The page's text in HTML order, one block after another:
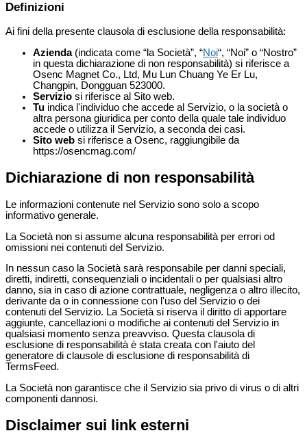
Definizioni
Ai fini della presente clausola di esclusione della responsabilità:
Azienda(indicata come “la Società”, “Noi“, “Noi” o “Nostro”
in questa dichiarazione di non responsabilità) si riferisce a
Osenc Magnet Co., Ltd, Mu Lun Chuang Ye Er Lu,
Changpin, Dongguan 523000.
Servizio si riferisce al Sito web.
Tu indica l'individuo che accede al Servizio, o la società o
altra persona giuridica per conto della quale tale individuo
accede o utilizza il Servizio, a seconda dei casi.
Sito web si riferisce a Osenc, raggiungibile da
https://osencmag.com/
Dichiarazione di non responsabilità
Le informazioni contenute nel Servizio sono solo a scopo
informativo generale.
La Società non si assume alcuna responsabilità per errori od
omissioni nei contenuti del Servizio.
In nessun caso la Società sarà responsabile per danni speciali,
diretti, indiretti, consequenziali o incidentali o per qualsiasi altro
danno, sia in caso di azione contrattuale, negligenza o altro illecito,
derivante da o in connessione con l'uso del Servizio o dei
contenuti del Servizio. La Società si riserva il diritto di apportare
aggiunte, cancellazioni o modifiche ai contenuti del Servizio in
qualsiasi momento senza preavviso. Questa clausola di
esclusione di responsabilità è stata creata con l'aiuto del
generatore di clausole di esclusione di responsabilità di
TermsFeed.
La Società non garantisce che il Servizio sia privo di virus o di altri
componenti dannosi.
Disclaimer sui link esterni